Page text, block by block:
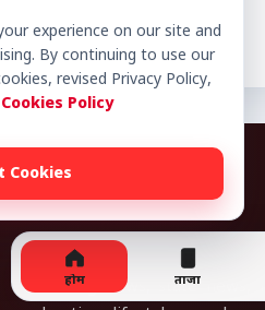
Vibrant News 24 is a Hindi
breaking news, state news,
होम ताजा
experience on our site and
By continuing to use our
revised Privacy Policy,
Policy
Cookies